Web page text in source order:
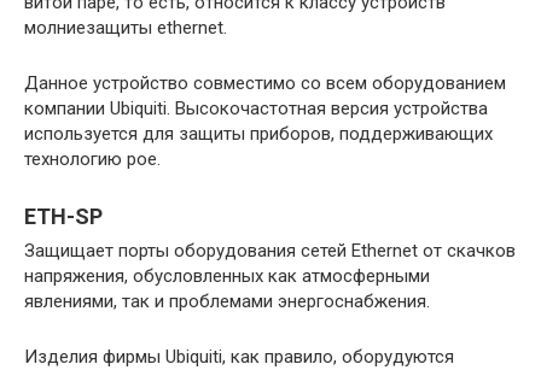
молниезащиты ethernet.
Данное устройство совместимо со всем оборудованием
компании Ubiquiti. Высокочастотная версия устройства
используется для защиты приборов, поддерживающих
технологию poe.
ETH-SP
Защищает порты оборудования сетей Ethernet от скачков
напряжения, обусловленных как атмосферными
явлениями, так и проблемами энергоснабжения.
Изделия фирмы Ubiquiti, как правило, оборудуются